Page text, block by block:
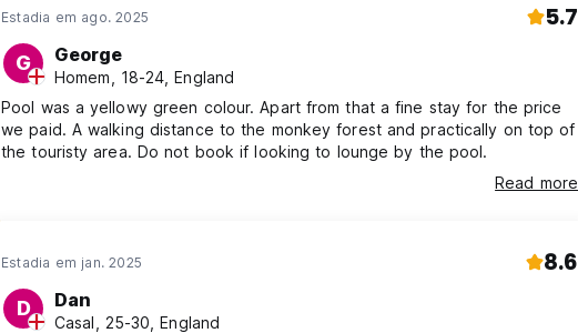
Estadia em ago. 2025 5.7
G George
Homem, 18-24, England
Pool was a yellowy green colour. Apart from that a fine stay for the price
we paid. A walking distance to the monkey forest and practically on top of
the touristy area. Do not book if looking to lounge by the pool.
Read more
Estadia em jan. 2025 8.6
D Dan
Casal, 25-30, England